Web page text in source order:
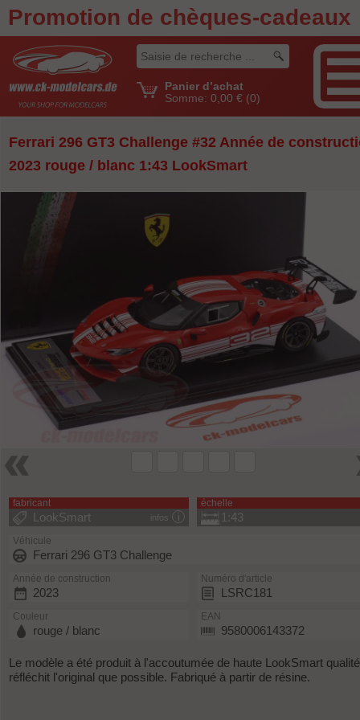
Promotion de chèques-cadeaux
Panier d’achat
Somme: 0,00 € (0)
Ferrari 296 GT3 Challenge #32 Année de
2023 rouge / blanc 1:43 LookSmart
fabricant
infos
LookSmart
échelle
1:43
Véhicule
Ferrari 296 GT3 Challenge
Année de construction
2023
Numéro d'article
LSRC181
Couleur
rouge / blanc
EAN
9580006143372
Le modèle a été produit à l'accoutumée de haute LookSmart
réfléchit l'original que possible. Fabriqué à partir de résine.